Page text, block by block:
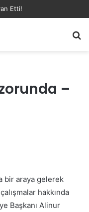
Etti!
–
bir araya gelerek
hakkında
Başkanı Alinur